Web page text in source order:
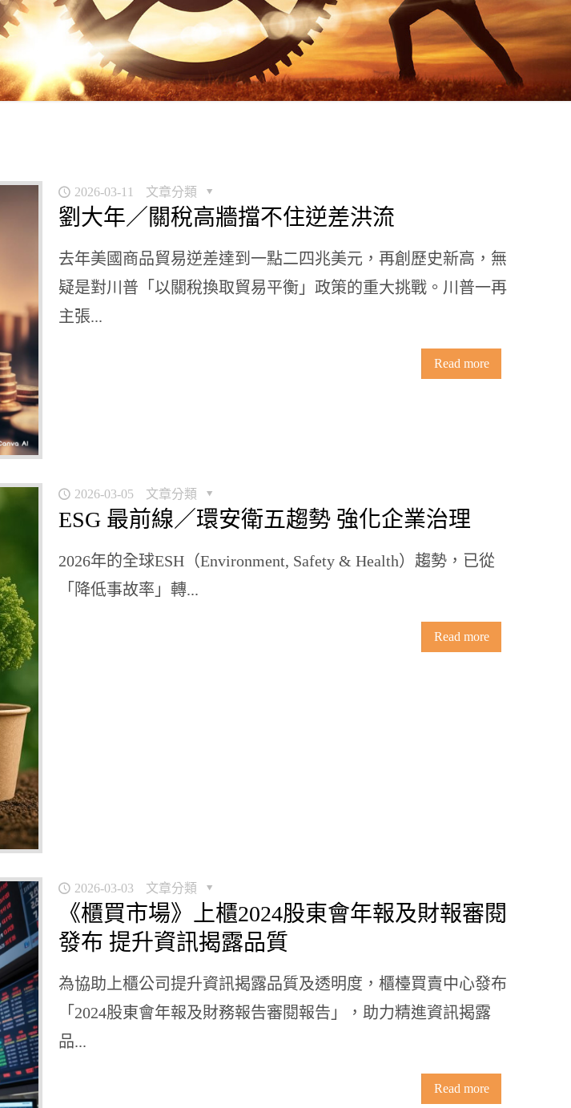
2026-03-11 文章分類
劉大年／關稅高牆擋不住逆差洪流
去年美國商品貿易逆差達到一點二四兆美元，再創歷史新高，無
疑是對川普「以關稅換取貿易平衡」政策的重大挑戰。川普一再
主張...
Read more
2026-03-05 文章分類
ESG 最前線／環安衛五趨勢 強化企業治理
2026年的全球ESH（Environment, Safety & Health）趨勢，已從
「降低事故率」轉...
Read more
2026-03-03 文章分類
《櫃買市場》上櫃2024股東會年報及財報審閱
發布 提升資訊揭露品質
為協助上櫃公司提升資訊揭露品質及透明度，櫃檯買賣中心發布
「2024股東會年報及財務報告審閱報告」，助力精進資訊揭露
品...
Read more